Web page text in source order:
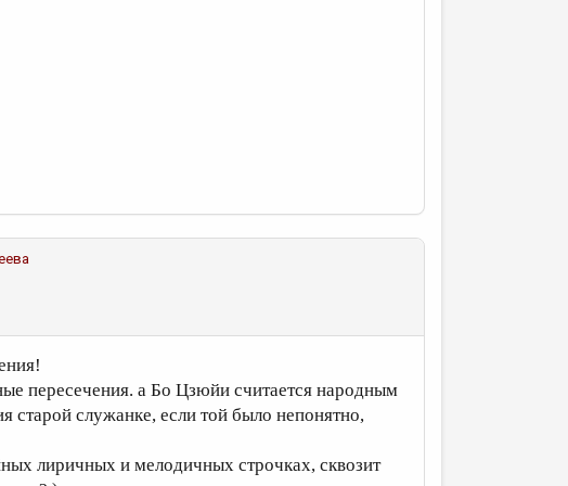
пересечения. а Бо Цзюйи считается народным
старой служанке, если той было непонятно,
лиричных и мелодичных строчках, сквозит